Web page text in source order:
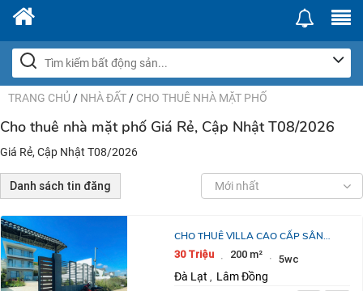
TRANG CHỦ / NHÀ ĐẤT / CHO THUÊ NHÀ MẶT PHỐ
Cho thuê nhà mặt phố Giá Rẻ, Cập Nhật T08/2026
Giá Rẻ, Cập Nhật T08/2026
Danh sách tin đăng Mới nhất
CHO THUÊ VILLA CAO CẤP SÂN
VƯỜN NAM HỒ ĐÀ LẠT GIÁ 30
30 Triệu · 200 m² · 5wc
Đà Lạt , Lâm Đồng